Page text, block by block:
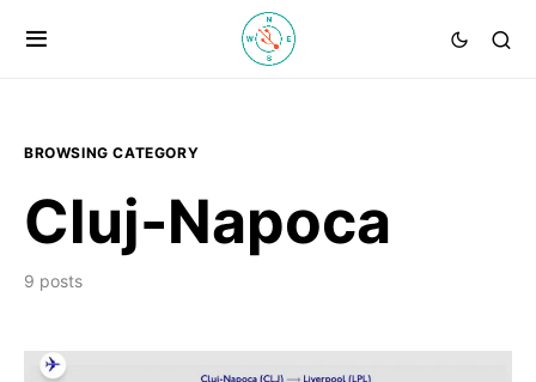
BROWSING CATEGORY
Cluj-Napoca
9 posts